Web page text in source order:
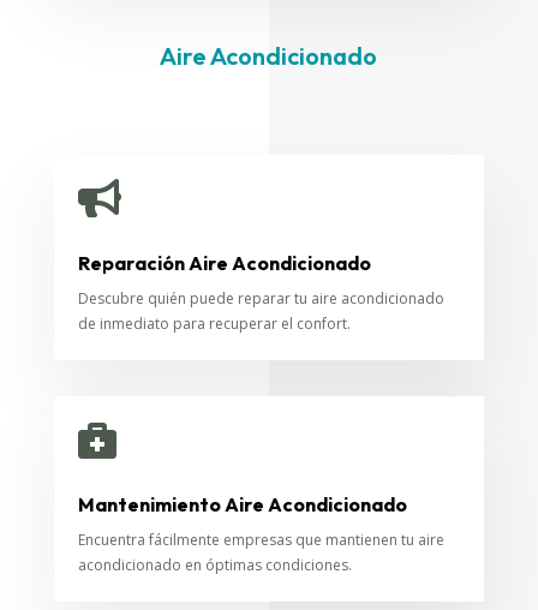
Aire Acondicionado

Reparación Aire Acondicionado
Descubre quién puede reparar tu aire acondicionado
de inmediato para recuperar el confort.

Mantenimiento Aire Acondicionado
Encuentra fácilmente empresas que mantienen tu aire
acondicionado en óptimas condiciones.